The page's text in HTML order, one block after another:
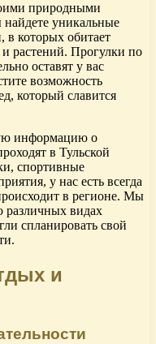
природными
найдете уникальные
в которых обитает
растений. Прогулки по
оставят у вас
возможность
который славится
информацию о
в Тульской
спортивные
у нас есть всегда
в регионе. Мы
различных видах
спланировать свой
и